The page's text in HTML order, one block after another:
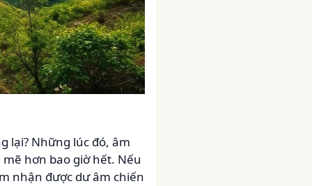
lại? Những lúc đó, âm
hơn bao giờ hết. Nếu
nhận được dư âm chiến